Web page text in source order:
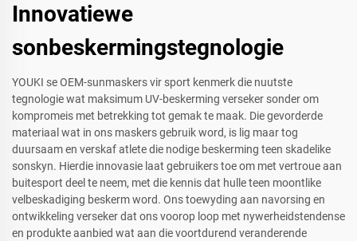
Innovatiewe
sonbeskermingstegnologie
YOUKI se OEM-sunmaskers vir sport kenmerk die nuutste
tegnologie wat maksimum UV-beskerming verseker sonder om
kompromeis met betrekking tot gemak te maak. Die gevorderde
materiaal wat in ons maskers gebruik word, is lig maar tog
duursaam en verskaf atlete die nodige beskerming teen skadelike
sonskyn. Hierdie innovasie laat gebruikers toe om met vertroue aan
buitesport deel te neem, met die kennis dat hulle teen moontlike
velbeskadiging beskerm word. Ons toewyding aan navorsing en
ontwikkeling verseker dat ons voorop loop met nywerheidstendense
en produkte aanbied wat aan die voortdurend veranderende